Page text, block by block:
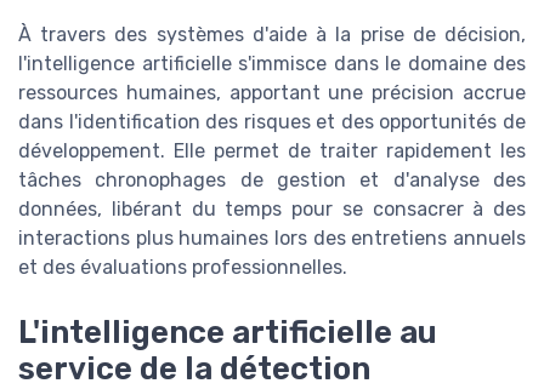
À travers des systèmes d'aide à la prise de décision,
l'intelligence artificielle s'immisce dans le domaine des
ressources humaines, apportant une précision accrue
dans l'identification des risques et des opportunités de
développement. Elle permet de traiter rapidement les
tâches chronophages de gestion et d'analyse des
données, libérant du temps pour se consacrer à des
interactions plus humaines lors des entretiens annuels
et des évaluations professionnelles.
L'intelligence artificielle au
service de la détection